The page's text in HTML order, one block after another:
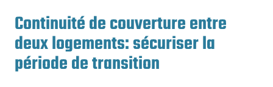
Continuité de couverture entre
deux logements: sécuriser la
période de transition